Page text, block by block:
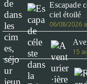
Escapade
ciel étoilé
06/08/2026
15